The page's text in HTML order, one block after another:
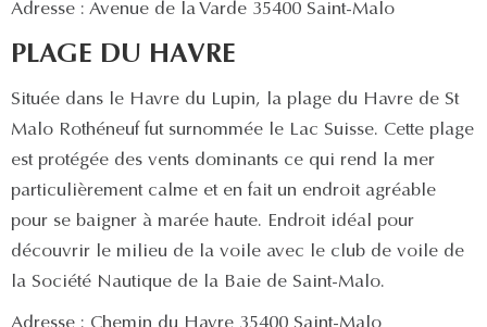
Adresse : Avenue de la Varde 35400 Saint-Malo
PLAGE DU HAVRE
Située dans le Havre du Lupin, la plage du Havre de St
Malo Rothéneuf fut surnommée le Lac Suisse. Cette plage
est protégée des vents dominants ce qui rend la mer
particulièrement calme et en fait un endroit agréable
pour se baigner à marée haute. Endroit idéal pour
découvrir le milieu de la voile avec le club de voile de
la Société Nautique de la Baie de Saint-Malo.